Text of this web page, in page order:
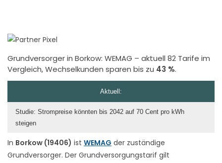
Grundversorger in Borkow: WEMAG – aktuell 82 Tarife im
Vergleich, Wechselkunden sparen bis zu 43 %.
In Borkow (19406) ist WEMAG der zuständige
Grundversorger. Der Grundversorgungstarif gilt
Aktuell:
Studie: Strompreise könnten bis 2042 auf 70 Cent pro kWh
steigen